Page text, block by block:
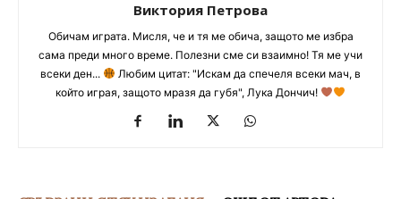
Виктория Петрова
Обичам играта. Мисля, че и тя ме обича, защото ме избра
сама преди много време. Полезни сме си взаимно! Тя ме учи
всеки ден...
Любим цитат: "Искам да спечеля всеки мач, в
който играя, защото мразя да губя", Лука Дончич!